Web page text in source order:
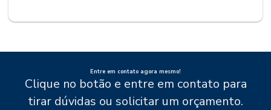
Entre em contato agora mesmo!
Clique no botão e entre em contato para
tirar dúvidas ou solicitar um orçamento.